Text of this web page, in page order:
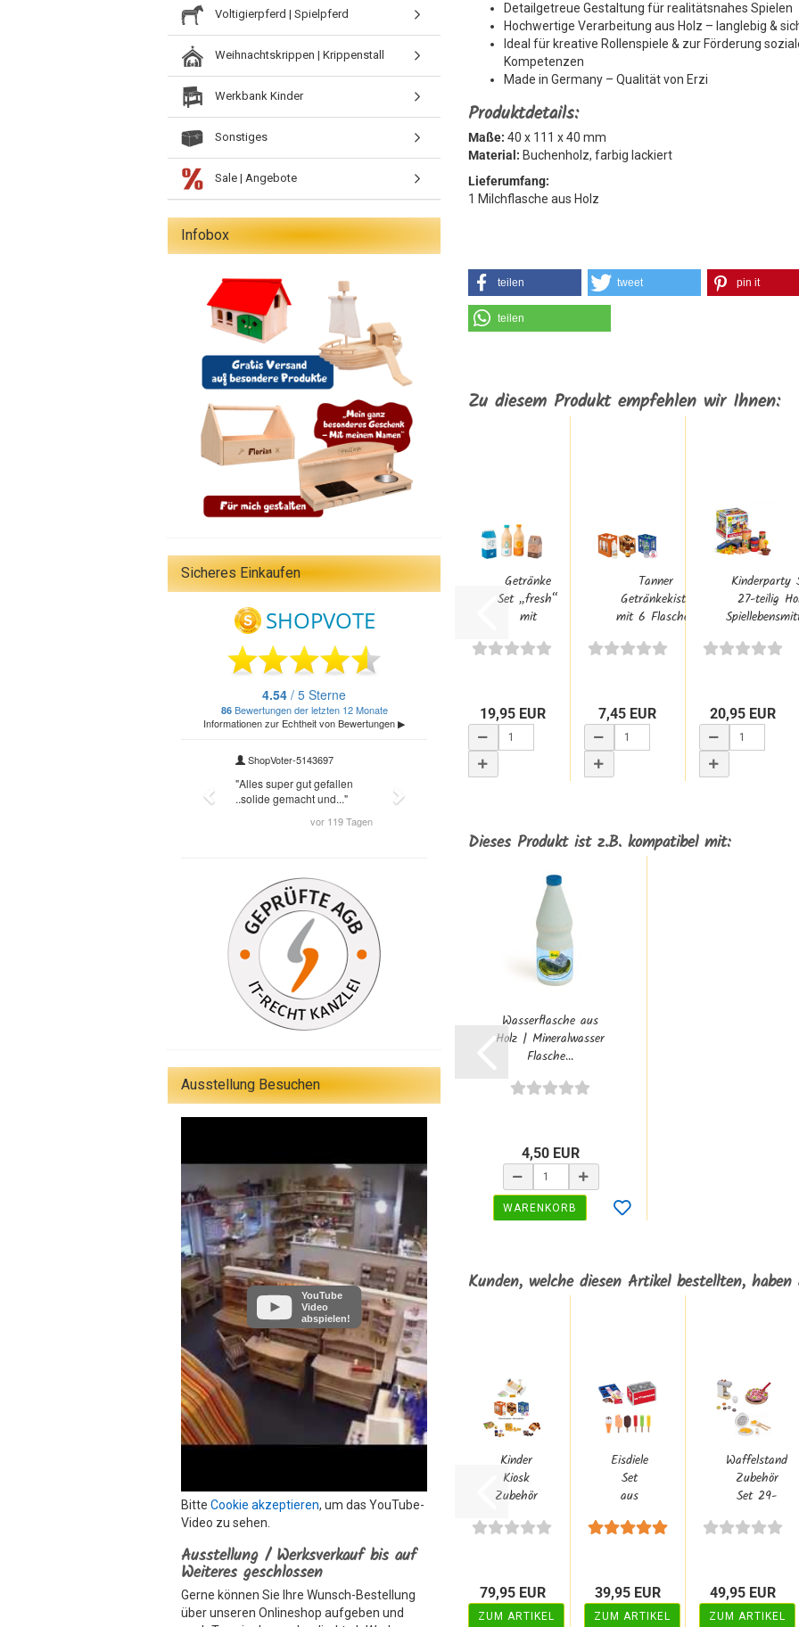
Detailgetreue Gestaltung für realitätsnahes Spielen
Hochwertige Verarbeitung aus Holz – langlebig &
Ideal für kreative Rollenspiele & zur Förderung
Kompetenzen
Made in Germany – Qualität von Erzi
Produktdetails:
Maße: 40 x 111 x 40 mm
Material: Buchenholz, farbig lackiert
Lieferumfang:
1 Milchflasche aus Holz
teilen tweet pin it
teilen
Zu diesem Produkt empfehlen wir Ihnen:
Getränke
Set „fresh“
mit
Wasser,...
19,95 EUR
Tanner
Getränkekiste
mit 6 Flaschen
Zubehör...
7,45 EUR
Kinderparty
27-teilig
20,95 EUR
Dieses Produkt ist z.B. kompatibel mit:
Wasserflasche aus
Holz | Mineralwasser
Flasche...
4,50 EUR
WARENKORB
Kunden, welche diesen Artikel bestellten,
Kinder
Kiosk
Zubehör
Holz
79,95 EUR
ZUM ARTIKEL
Eisdiele
Set
aus
für
teilig...
39,95 EUR
ZUM ARTIKEL
Waffelstand
Zubehör
Set 29-
Holz...
49,95 EUR
ZUM ARTIKEL
Voltigierpferd | Spielpferd
Weihnachtskrippen | Krippenstall
Werkbank Kinder
Sonstiges
Sale | Angebote
Infobox
Sicheres Einkaufen
Ausstellung Besuchen
YouTube
Video
abspielen!
Bitte Cookie akzeptieren, um das YouTube-
Video zu sehen.
Ausstellung / Werksverkauf bis auf
Weiteres geschlossen
Gerne können Sie Ihre Wunsch-Bestellung
über unseren Onlineshop aufgeben und